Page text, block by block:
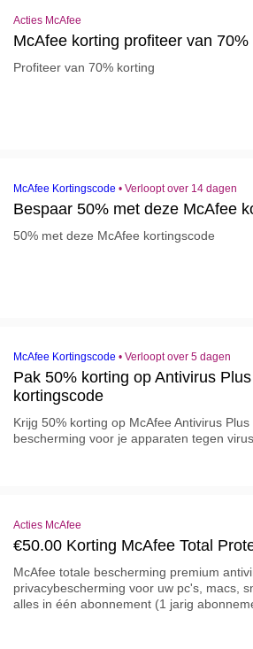
Acties McAfee
McAfee korting profiteer van 70%
Profiteer van 70% korting
McAfee Kortingscode • Verloopt over 14 dagen
Bespaar 50% met deze McAfee
50% met deze McAfee kortingscode
McAfee Kortingscode • Verloopt over 5 dagen
Pak 50% korting op Antivirus
kortingscode
Krijg 50% korting op McAfee Antivirus
bescherming voor je apparaten tegen
Acties McAfee
€50.00 Korting McAfee Total
McAfee totale bescherming premium
privacybescherming voor uw pc's, macs,
alles in één abonnement (1 jarig